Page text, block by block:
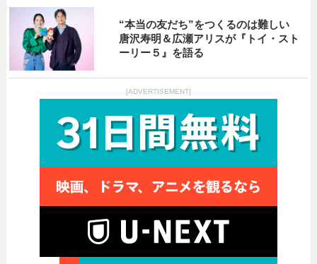
“本当の友だち”をつくるのは難しい
唐沢寿明＆広瀬アリスが『トイ・スト
ーリー５』を語る
[ADVERTISEMENT]